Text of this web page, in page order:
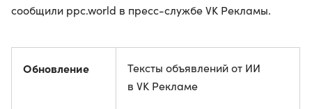
сообщили ppc.world в пресс-службе VK Рекламы.
Обновление
Тексты объявлений от ИИ
в VK Рекламе